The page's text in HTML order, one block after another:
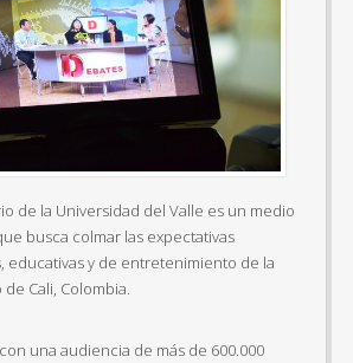
de la Universidad del Valle es un medio
busca colmar las expectativas
educativas y de entretenimiento de la
Cali, Colombia.
una audiencia de más de 600.000